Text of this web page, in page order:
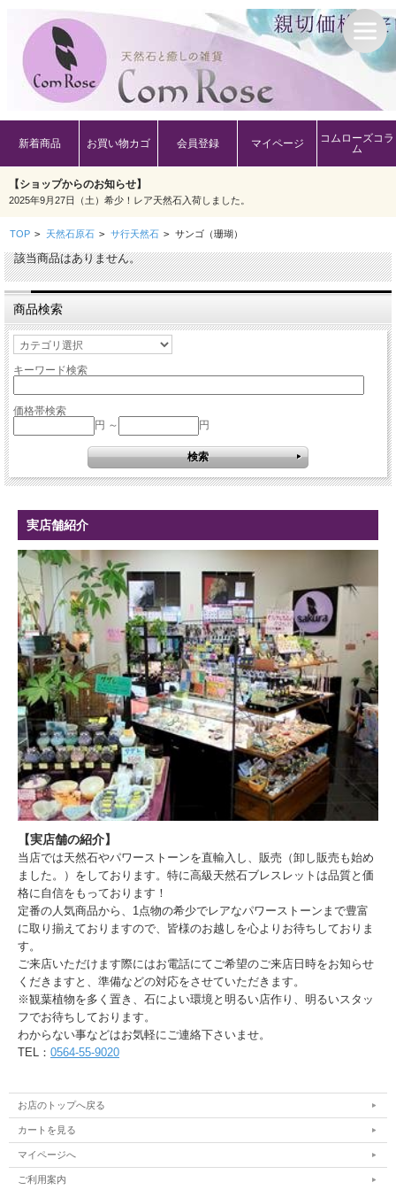
新着商品 お買い物カゴ 会員登録 マイページ
コムローズコラ
ム
【ショップからのお知らせ】
2025年9月27日（土）希少！レア天然石入荷しました。
TOP > 天然石原石 > サ行天然石 > サンゴ（珊瑚）
該当商品はありません。
商品検索
キーワード検索
価格帯検索
円 ～
円
実店舗紹介
【実店舗の紹介】
当店では天然石やパワーストーンを直輸入し、販売（卸し販売も始め
ました。）をしております。特に高級天然石ブレスレットは品質と価
格に自信をもっております！
定番の人気商品から、1点物の希少でレアなパワーストーンまで豊富
に取り揃えておりますので、皆様のお越しを心よりお待ちしておりま
す。
ご来店いただけます際にはお電話にてご希望のご来店日時をお知らせ
くだきますと、準備などの対応をさせていただきます。
※観葉植物を多く置き、石によい環境と明るい店作り、明るいスタッ
フでお待ちしております。
わからない事などはお気軽にご連絡下さいませ。
TEL： 0564-55-9020
お店のトップへ戻る
カートを見る
マイページへ
ご利用案内